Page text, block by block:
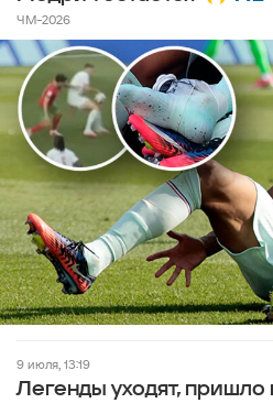
ЧМ-2026
9 июля, 13:19
Легенды уходят, пришло